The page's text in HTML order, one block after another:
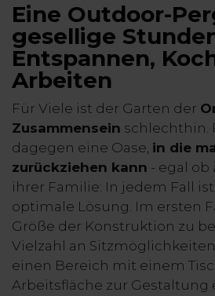
Eine Outdoor-
gesellige
Entspannen,
Arbeiten
Für Viele ist der Garten der
Zusammensein schlechthin.
dagegen eine Oase, in die
zurückziehen kann - egal
ihrer Familie: In jedem Fall
optimale Lösung. Im ersten
Größe der Konstruktion zu
Vielzahl an
einen Bereich mit einem
Arbeitsfläche zur Gestaltung